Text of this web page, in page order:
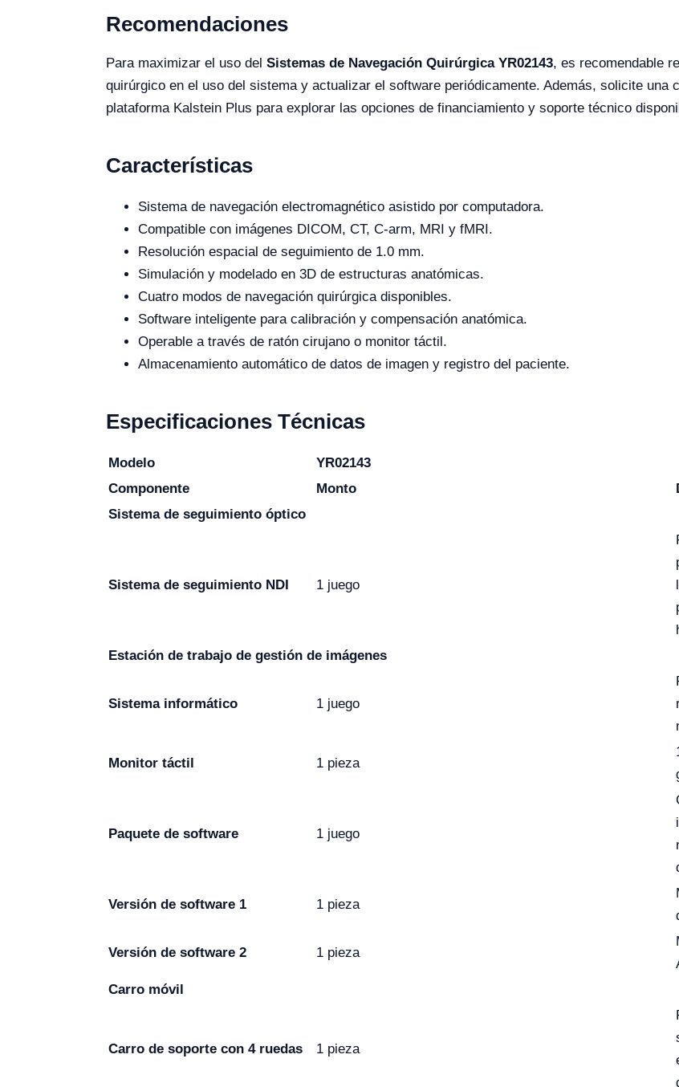
Recomendaciones
Para maximizar el uso del Sistemas de Navegación Quirúrgica YR02143, es recomendable
quirúrgico en el uso del sistema y actualizar el software periódicamente. Además, solicite una
plataforma Kalstein Plus para explorar las opciones de financiamiento y soporte técnico
Características
Sistema de navegación electromagnético asistido por computadora.
Compatible con imágenes DICOM, CT, C-arm, MRI y fMRI.
Resolución espacial de seguimiento de 1.0 mm.
Simulación y modelado en 3D de estructuras anatómicas.
Cuatro modos de navegación quirúrgica disponibles.
Software inteligente para calibración y compensación anatómica.
Operable a través de ratón cirujano o monitor táctil.
Almacenamiento automático de datos de imagen y registro del paciente.
Especificaciones Técnicas
Modelo
YR02143
Componente
Monto
Sistema de seguimiento óptico
Sistema de seguimiento NDI 1 juego
Estación de trabajo de gestión de imágenes
Sistema informático 1 juego
Monitor táctil 1 pieza
Paquete de software 1 juego
Versión de software 1 1 pieza
Versión de software 2 1 pieza
Carro móvil
Carro de soporte con 4 ruedas 1 pieza